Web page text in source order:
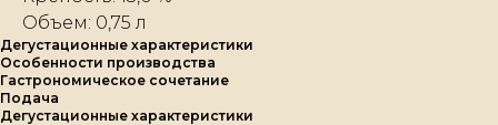
Объем: 0,75 л
Дегустационные характеристики
Особенности производства
Гастрономическое сочетание
Подача
Дегустационные характеристики